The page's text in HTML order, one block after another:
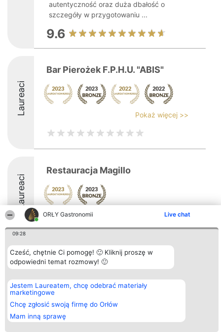
ORŁY Gastronomii Live chat
09:28
Cześć, chętnie Ci pomogę! 🙂 Kliknij proszę w
odpowiedni temat rozmowy! 🙂
Jestem Laureatem, chcę odebrać materiały
marketingowe
Chcę zgłosić swoją firmę do Orłów
Mam inną sprawę
autentyczność oraz duża dbałość o
szczegóły w przygotowaniu ...
9.6
Laureaci
Bar Pierożek F.P.H.U. "ABIS"
Pokaż więcej >>
Laureaci
Restauracja Magillo
Organizator plebiscytu
Bright Side Solutions sp. z o.
o. sp. k.
Wrocław 50-079
KRS 0000749100 | Regon
381313360 | NIP 8943132676
+48 508 492 400
Plebiscyt
Laureaci
Lista
Laureatów
Polityka
Kontakt